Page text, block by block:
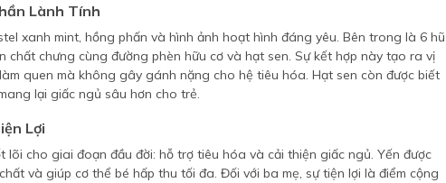
Lành Tính
xanh mint, hồng phấn và hình ảnh hoạt hình đáng yêu. Bên trong là 6 hũ
chất chưng cùng đường phèn hữu cơ và hạt sen. Sự kết hợp này tạo ra vị
quen mà không gây gánh nặng cho hệ tiêu hóa. Hạt sen còn được biết
lại giấc ngủ sâu hơn cho trẻ.
Lợi
cho giai đoạn đầu đời: hỗ trợ tiêu hóa và cải thiện giấc ngủ. Yến được
và giúp cơ thể bé hấp thu tối đa. Đối với ba mẹ, sự tiện lợi là điểm cộng